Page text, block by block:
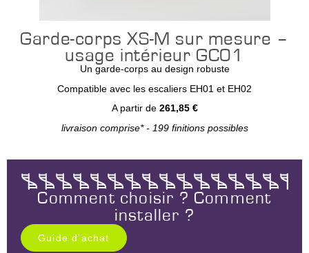
Comment choisir ? Comment
installer ?
Guide d’achat
Garde-corps XS-M sur mesure –
usage intérieur GC01
Un garde-corps au design robuste
Compatible avec les escaliers EH01 et EH02
A partir de 261,85 €
livraison comprise* - 199 finitions possibles